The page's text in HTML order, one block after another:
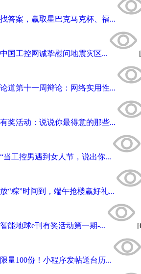
找答案，赢取星巴克马克杯、福...
中国工控网诚挚慰问地震灾区...
论道第十一周辩论：网络实用性...
有奖活动：说说你最得意的那些...
“当工控男遇到女人节，说出你...
放“粽”时间到，端午抢楼赢好礼...
智能地球e刊有奖活动第一期-...
限量100份！小程序发帖送台历...